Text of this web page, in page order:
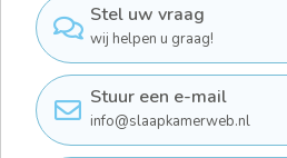
Stel uw vraag
wij helpen u graag!
Stuur een e-mail
info@slaapkamerweb.nl